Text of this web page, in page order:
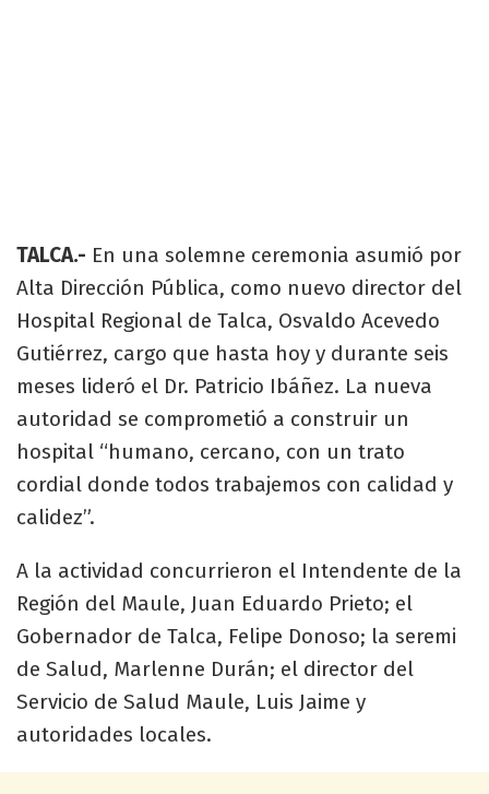
TALCA.- En una solemne ceremonia asumió por
Alta Dirección Pública, como nuevo director del
Hospital Regional de Talca, Osvaldo Acevedo
Gutiérrez, cargo que hasta hoy y durante seis
meses lideró el Dr. Patricio Ibáñez. La nueva
autoridad se comprometió a construir un
hospital “humano, cercano, con un trato
cordial donde todos trabajemos con calidad y
calidez”.
A la actividad concurrieron el Intendente de la
Región del Maule, Juan Eduardo Prieto; el
Gobernador de Talca, Felipe Donoso; la seremi
de Salud, Marlenne Durán; el director del
Servicio de Salud Maule, Luis Jaime y
autoridades locales.